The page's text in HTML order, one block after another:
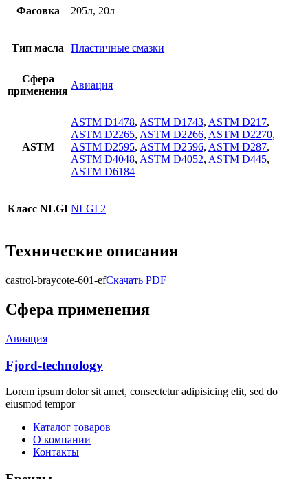
Фасовка 205л, 20л
Тип масла Пластичные смазки
Сфера
применения
Авиация
ASTM
ASTM D1478, ASTM D1743, ASTM D217,
ASTM D2265, ASTM D2266, ASTM D2270,
ASTM D2595, ASTM D2596, ASTM D287,
ASTM D4048, ASTM D4052, ASTM D445,
ASTM D6184
Класс NLGI NLGI 2
Технические описания
castrol-braycote-601-efСкачать PDF
Сфера применения
Авиация
Fjord-technology
Lorem ipsum dolor sit amet, consectetur adipisicing elit, sed do
eiusmod tempor
Каталог товаров
О компании
Контакты